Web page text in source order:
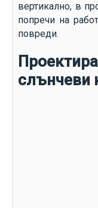
вертикално, в
попречи на
повреди.
слънчеви